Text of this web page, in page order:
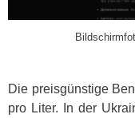
Die preisgünstige
pro Liter. In der